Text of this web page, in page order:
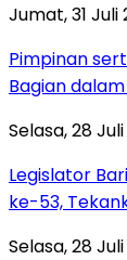
Jumat, 31 Juli
Pimpinan
Bagian
Selasa, 28
Legislator
ke-53,
Selasa, 28 Juli